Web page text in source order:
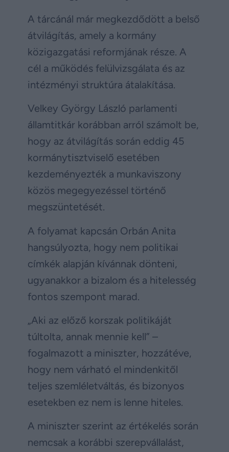
A tárcánál már megkezdődött a belső
átvilágítás, amely a kormány
közigazgatási reformjának része. A
cél a működés felülvizsgálata és az
intézményi struktúra átalakítása.
Velkey György László parlamenti
államtitkár korábban arról számolt be,
hogy az átvilágítás során eddig 45
kormánytisztviselő esetében
kezdeményezték a munkaviszony
közös megegyezéssel történő
megszüntetését.
A folyamat kapcsán Orbán Anita
hangsúlyozta, hogy nem politikai
címkék alapján kívánnak dönteni,
ugyanakkor a bizalom és a hitelesség
fontos szempont marad.
„Aki az előző korszak politikáját
túltolta, annak mennie kell” –
fogalmazott a miniszter, hozzátéve,
hogy nem várható el mindenkitől
teljes szemléletváltás, és bizonyos
esetekben ez nem is lenne hiteles.
A miniszter szerint az értékelés során
nemcsak a korábbi szerepvállalást,